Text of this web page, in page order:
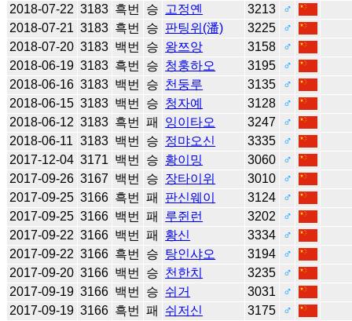
2018-07-22 3183 흑번 승 고정옌 3213
♂
2018-07-21 3183 흑번 승 판팅위(潘) 3225
♂
2018-07-20 3183 백번 승 왕쯔앙 3158
♂
2018-06-19 3183 흑번 승 청훙하오 3195
♂
2018-06-16 3183 백번 승 천둥루 3135
♂
2018-06-15 3183 백번 승 청자예 3128
♂
2018-06-12 3183 흑번 패 잉이타오 3247
♂
2018-06-11 3183 백번 승 정먀오신 3335
♂
2017-12-04 3171 백번 승 황이밍 3060
♂
2017-09-26 3167 백번 승 장타이위 3010
♂
2017-09-25 3166 흑번 패 판신웨이 3124
♂
2017-09-25 3166 백번 패 루쥔런 3202
♂
2017-09-22 3166 백번 패 황신 3334
♂
2017-09-22 3166 흑번 승 탕인샤오 3194
♂
2017-09-20 3166 백번 승 천한치 3235
♂
2017-09-19 3166 백번 승 쉬거 3031
♂
2017-09-19 3166 흑번 패 쉬저신 3175
♂